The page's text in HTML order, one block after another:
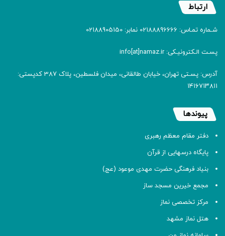
ارتباط
شـماره تمـاس: 02188896666 نمابر: 02188905150
پسـت الـکترونیـکی: info[at]namaz.ir
آدرس: پسـتی تهران، خیابان طالقانی، میدان فلسطین، پلاک 387 کدپستی:
۱۴۱۶۷۱۳۸۱۱
پیوندها
دفتر مقام معظم رهبری
پایگاه درسهایی از قرآن
بنیاد فرهنگی حضرت مهدی موعود (عج)
مجمع خیرین مسجد ساز
مرکز تخصصی نماز
هتل نماز مشهد